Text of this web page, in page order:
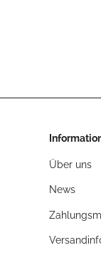
Über uns
News